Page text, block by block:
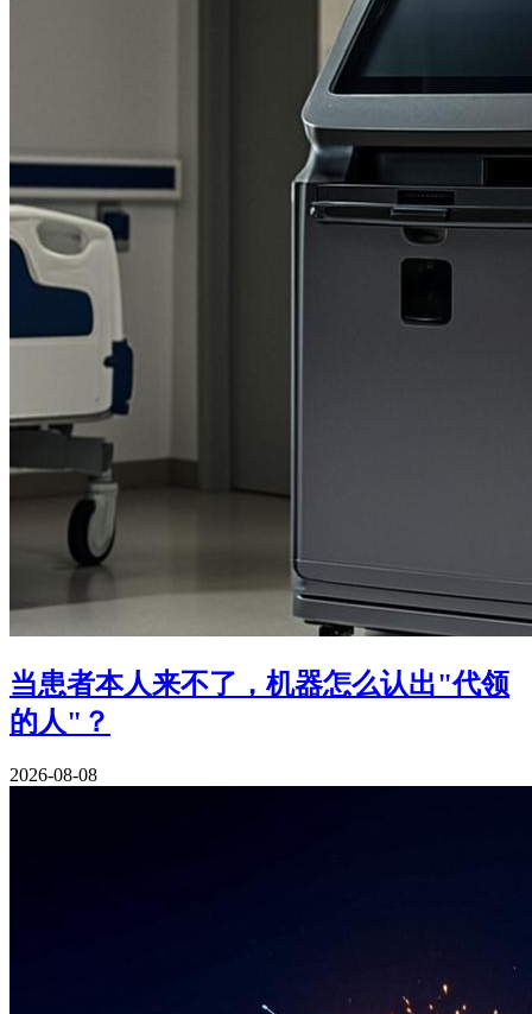
当患者本人来不了，机器怎么认出"代领
的人"？
2026-08-08